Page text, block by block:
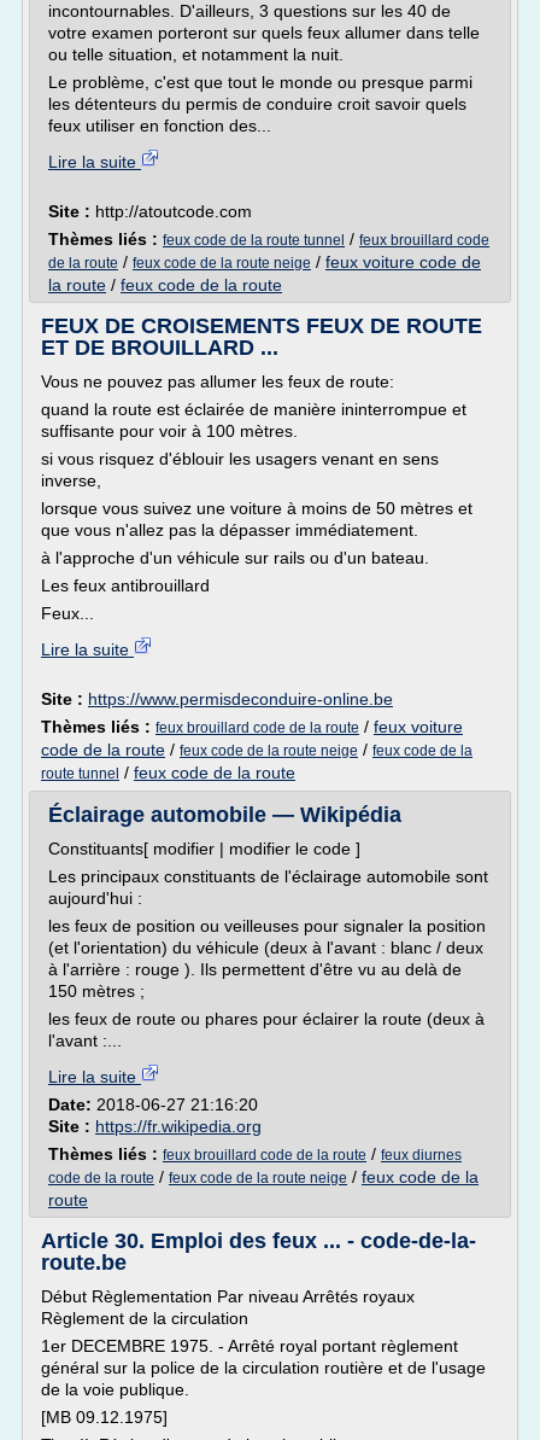
incontournables. D'ailleurs, 3 questions sur les 40 de
votre examen porteront sur quels feux allumer dans telle
ou telle situation, et notamment la nuit.
Le problème, c'est que tout le monde ou presque parmi
les détenteurs du permis de conduire croit savoir quels
feux utiliser en fonction des...
Lire la suite
Site : http://atoutcode.com
Thèmes liés : feux code de la route tunnel / feux brouillard code
de la route / feux code de la route neige / feux voiture code de
la route / feux code de la route
FEUX DE CROISEMENTS FEUX DE ROUTE
ET DE BROUILLARD ...
Vous ne pouvez pas allumer les feux de route:
quand la route est éclairée de manière ininterrompue et
suffisante pour voir à 100 mètres.
si vous risquez d'éblouir les usagers venant en sens
inverse,
lorsque vous suivez une voiture à moins de 50 mètres et
que vous n'allez pas la dépasser immédiatement.
à l'approche d'un véhicule sur rails ou d'un bateau.
Les feux antibrouillard
Feux...
Lire la suite
Site : https://www.permisdeconduire-online.be
Thèmes liés : feux brouillard code de la route / feux voiture
code de la route / feux code de la route neige / feux code de la
route tunnel / feux code de la route
Éclairage automobile — Wikipédia
Constituants[ modifier | modifier le code ]
Les principaux constituants de l'éclairage automobile sont
aujourd'hui :
les feux de position ou veilleuses pour signaler la position
(et l'orientation) du véhicule (deux à l'avant : blanc / deux
à l'arrière : rouge ). Ils permettent d'être vu au delà de
150 mètres ;
les feux de route ou phares pour éclairer la route (deux à
l'avant :...
Lire la suite
Date: 2018-06-27 21:16:20
Site : https://fr.wikipedia.org
Thèmes liés : feux brouillard code de la route / feux diurnes
code de la route / feux code de la route neige / feux code de la
route
Article 30. Emploi des feux ... - code-de-la-
route.be
Début Règlementation Par niveau Arrêtés royaux
Règlement de la circulation
1er DECEMBRE 1975. - Arrêté royal portant règlement
général sur la police de la circulation routière et de l'usage
de la voie publique.
[MB 09.12.1975]